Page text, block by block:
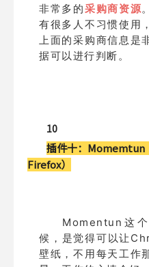
非常多的采购商资源
有很多人不习惯使用
上面的采购商信息是
据可以进行判断。
10
插件十： Momemtun
Firefox）
Momentun这
候，是觉得可以让
壁纸，不用每天工作